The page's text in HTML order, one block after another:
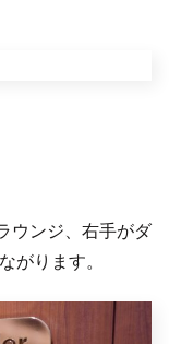
ウンジ、右手がダ
がります。